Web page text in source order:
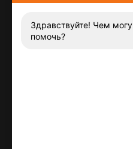
Заказать звонок
Здравствуйте! Чем могу
помочь?